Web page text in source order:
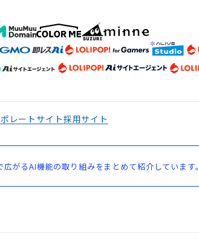
レートサイト採用サイト
がるAI機能の取り組みをまとめて紹介しています。